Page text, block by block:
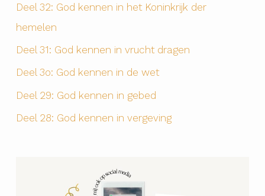
Deel 32: God kennen in het Koninkrijk der
hemelen
Deel 31: God kennen in vrucht dragen
Deel 3o: God kennen in de wet
Deel 29: God kennen in gebed
Deel 28: God kennen in vergeving